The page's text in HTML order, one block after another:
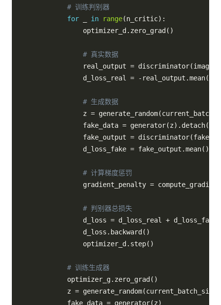
# 训练判别器
for
in range(n_critic) :
                optimizer_d
. zero_grad ( )
# 真实数据
                real_output
= discriminator(images
                d_loss_real
= - real_output .mean(
# 生成数据
                z
= generate_random(
                fake_data
= generator(z) . detach(
                fake_output
= discriminator(
                d_loss_fake
= fake_output .mean( )
# 计算梯度惩罚
                gradient_penalty
=
# 判别器总损失
                d_loss
= d_loss_real + d_loss_fake
                d_loss
. backward ( )
                optimizer_d
. step( )
# 训练生成器
            optimizer_g
. zero_grad ( )
            z
= generate_random(current_batch_size
            fake_data
= generator(z)